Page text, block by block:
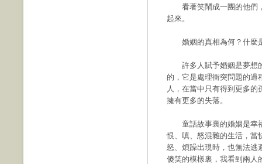
看著笑鬧成一團的他們，
起來。
婚姻的真相為何？什麼
許多人賦予婚姻是夢想的
的，它是處理衝突問題的過
人，在當中只有得到更多
擁有更多的失落。
童話故事裏的婚姻是幸
恨、嗔、怒混雜的生活，當
怒、煩躁出現時，也無法逃
傻笑的模樣裏，我看到兩人